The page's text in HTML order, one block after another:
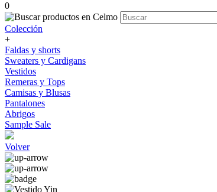
0
Colección
+
Faldas y shorts
Sweaters y Cardigans
Vestidos
Remeras y Tops
Camisas y Blusas
Pantalones
Abrigos
Sample Sale
Volver